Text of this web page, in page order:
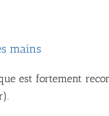
mains
est fortement